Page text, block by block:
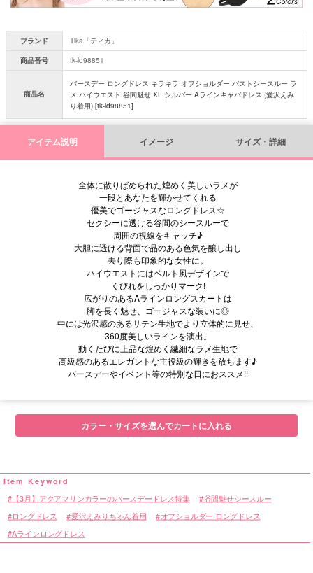
ブランド
Tika「ティカ」
商品番号
tk-ld98851
商品名
バースデー ロングドレス キラキラ オフショルダー バストシースルー ラ
メ ハイウエスト 谷間魅せ XL シルバー Aラインキャバドレス (愛沢えみ
り着用) [tk-ld98851]
アイテム説明 イメージ サイズ・詳細
全体に散りばめられた煌めく美しいラメが
一段とあなたを輝かせてくれる
優美でゴージャスなロングドレス☆
セクシーに透ける谷間のシースルーで
周囲の視線をキャッチ♪
大胆に透ける背面で品のある色気を醸し出し
去り際も印象的な女性に。
ハイウエストにはベルト風デザインで
くびれをしっかりマーク!
広がりのあるAラインロングスカートは
脚を長く魅せ、ゴージャスな装いに◎
中には光沢感のあるサテン生地でより立体的に見せ、
360度美しいラインを演出。
動くたびに上品な煌めく繊細なラメ生地で
高級感のあるエレガントな主役級の輝きを放ちます♪
バースデーやイベント等の特別な日におススメ!!
カラー・サイズを選んでカートに入れる
【3月】アクアマリンカラーのバースデードレス特集 谷間魅せシースルー
ロングドレス 愛沢えみりちゃん着用 オフショルダー ロングドレス
Aラインロングドレス